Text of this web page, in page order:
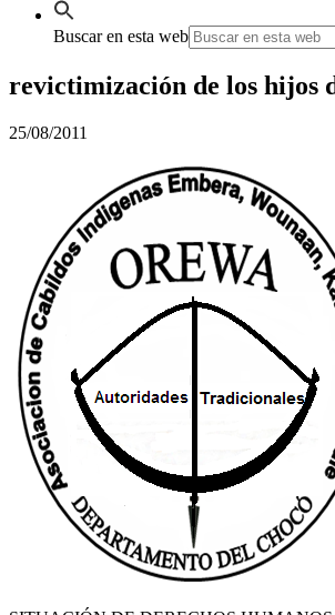
Buscar en esta web
revictimización de los hijos
25/08/2011